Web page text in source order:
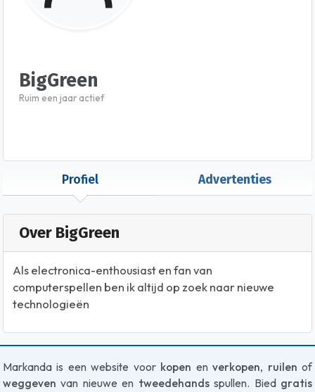
BigGreen
Ruim een jaar actief
Profiel Advertenties
Over BigGreen
Als electronica-enthousiast en fan van
computerspellen ben ik altijd op zoek naar nieuwe
technologieën
Markanda is een website voor kopen enverkopen, ruilen of
weggeven van nieuwe en tweedehandsspullen. Bied gratis